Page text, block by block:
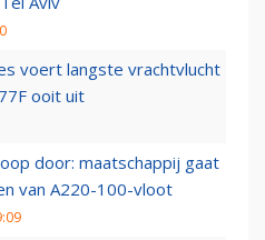
voert langste vrachtvlucht
ooit uit
door: maatschappij gaat
van A220-100-vloot